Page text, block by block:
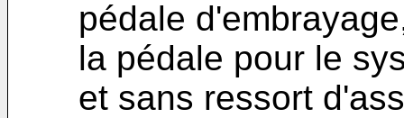
pédale
la pédale pour le
et sans ressort